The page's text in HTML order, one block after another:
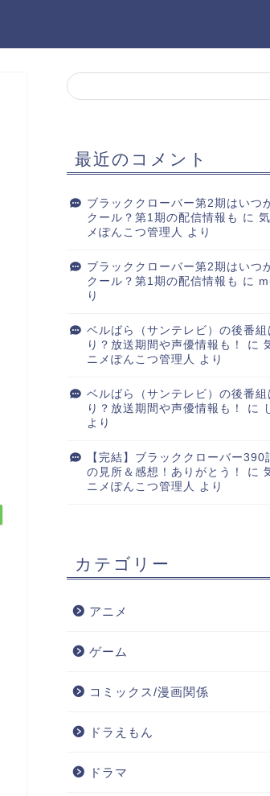
最近のコメント
ブラッククローバー第2期はいつ
クール？第1期の配信情報も に
メぽんこつ管理人 より
ブラッククローバー第2期はいつ
クール？第1期の配信情報も に
り
ベルばら（サンテレビ）の後番
り？放送期間や声優情報も！
に
ニメぽんこつ管理人 より
ベルばら（サンテレビ）の後番
り？放送期間や声優情報も！
に
より
【完結】ブラッククローバー390
の見所＆感想！ありがとう！
に
ニメぽんこつ管理人 より
カテゴリー
アニメ
ゲーム
コミックス/漫画関係
ドラえもん
ドラマ